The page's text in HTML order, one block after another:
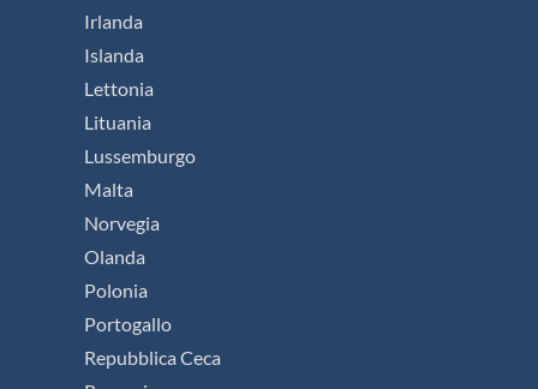
Irlanda
Islanda
Lettonia
Lituania
Lussemburgo
Malta
Norvegia
Olanda
Polonia
Portogallo
Repubblica Ceca